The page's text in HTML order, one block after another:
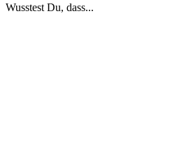
Wusstest Du, dass...